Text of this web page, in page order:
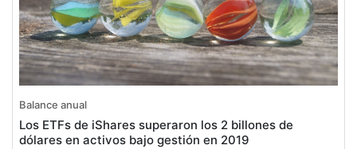
Balance anual
Los ETFs de iShares superaron los 2 billones de
dólares en activos bajo gestión en 2019